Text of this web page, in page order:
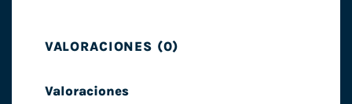
VALORACIONES (0)
Valoraciones